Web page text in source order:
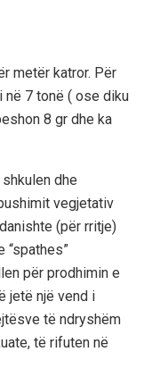
metër katror. Për
në 7 tonë ( ose diku
8 gr dhe ka
dhe
vegjetativ
(për rritje)
“spathes”
për prodhimin e
jetë një vend i
të ndryshëm
të rifuten në